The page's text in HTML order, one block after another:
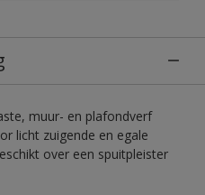
muur- en plafondverf
licht zuigende en egale
over een spuitpleister